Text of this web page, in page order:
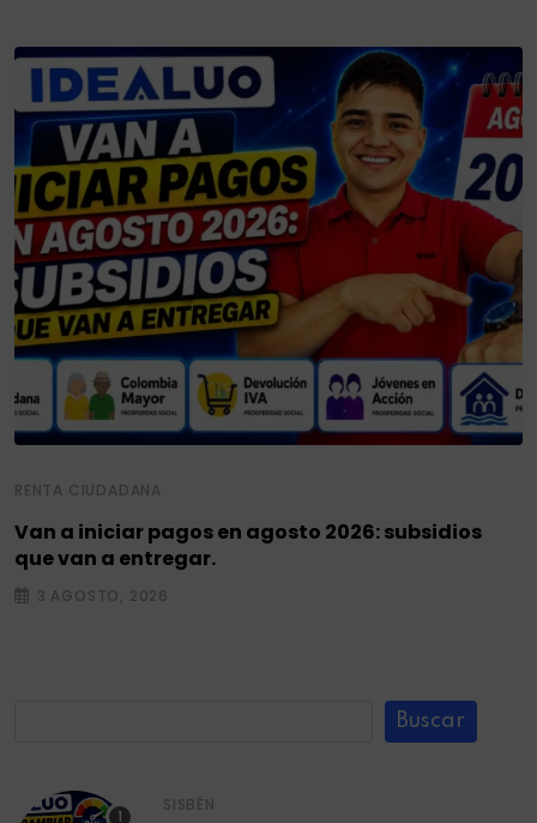
RENTA CIUDADANA
Van a iniciar pagos en agosto 2026: subsidios
que van a entregar.
3 AGOSTO, 2026
Buscar
SISBÉN